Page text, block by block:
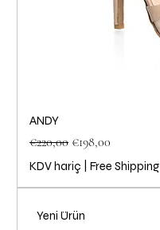
ANDY
Normal Fiyat
€220,00 İndirimli Fiyat
€198,00
KDV hariç Free Shipping
Yeni Ürün